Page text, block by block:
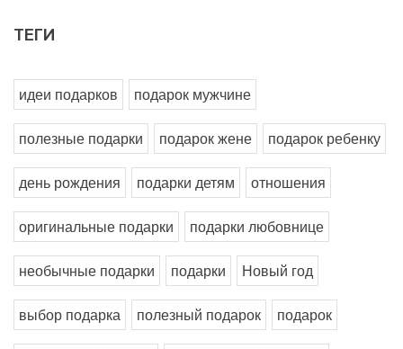
ТЕГИ
идеи подарков подарок мужчине
полезные подарки подарок жене подарок ребенку
день рождения подарки детям отношения
оригинальные подарки подарки любовнице
необычные подарки подарки Новый год
выбор подарка полезный подарок подарок